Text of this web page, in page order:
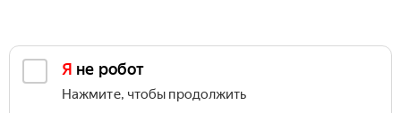
Я не робот
Нажмите, чтобы продолжить